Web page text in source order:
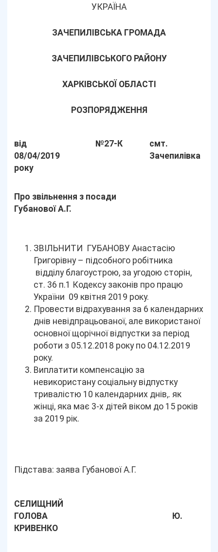
УКРАЇНА
ЗАЧЕПИЛІВСЬКА ГРОМАДА
ЗАЧЕПИЛІВСЬКОГО РАЙОНУ
ХАРКІВСЬКОЇ ОБЛАСТІ
РОЗПОРЯДЖЕННЯ
від
08/04/2019
року
№27-К
смт.
Зачепилівка
Про звільнення з посади
Губанової А.Г.
ЗВІЛЬНИТИ ГУБАНОВУ Анастасію
Григорівну – підсобного робітника
відділу благоустрою, за угодою сторін,
ст. 36 п.1 Кодексу законів про працю
України 09 квітня 2019 року.
Провести відрахування за 6 календарних
днів невідпрацьованої, але використаної
основної щорічної відпустки за період
роботи з 05.12.2018 року по 04.12.2019
року.
Виплатити компенсацію за
невикористану соціальну відпустку
тривалістю 10 календарних днів,. як
жінці, яка має 3-х дітей віком до 15 років
за 2019 рік.
Підстава: заява Губанової А.Г.
СЕЛИЩНИЙ
ГОЛОВА Ю.
КРИВЕНКО